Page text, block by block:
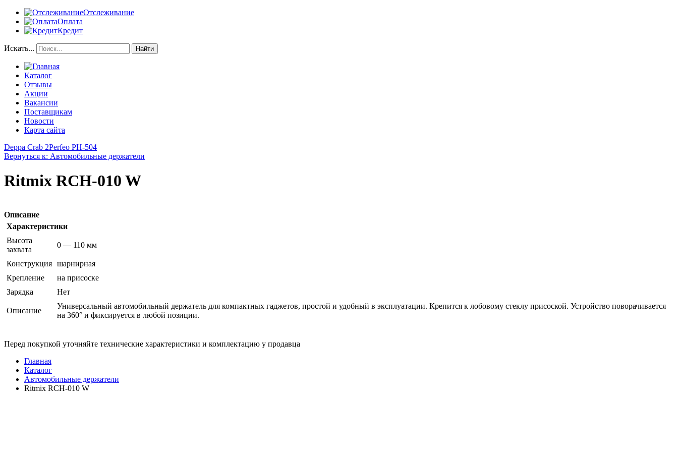
Отслеживание
Оплата
Кредит
Искать... Найти
Каталог
Отзывы
Акции
Вакансии
Поставщикам
Новости
Карта сайта
Deppa Crab 2Perfeo PH-504
Вернуться к: Автомобильные держатели
Ritmix RCH-010 W
Описание
Характеристики
Высота
захвата
0 — 110 мм
Конструкция шарнирная
Крепление
на присоске
Зарядка
Нет
Описание
Универсальный автомобильный держатель для компактных гаджетов, простой и удобный в эксплуатации. Крепится к лобовому стеклу присоской. Устройство поворачивается
на 360° и фиксируется в любой позиции.
Перед покупкой уточняйте технические характеристики и комплектацию у продавца
Главная
Каталог
Автомобильные держатели
Ritmix RCH-010 W